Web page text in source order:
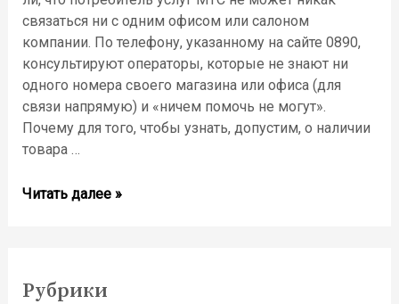
связаться ни с одним офисом или салоном
компании. По телефону, указанному на сайте 0890,
консультируют операторы, которые не знают ни
одного номера своего магазина или офиса (для
связи напрямую) и «ничем помочь не могут».
Почему для того, чтобы узнать, допустим, о наличии
товара …
Читать далее »
Рубрики